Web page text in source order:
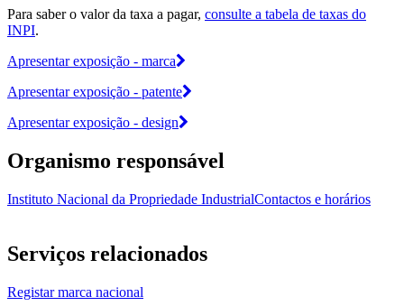
Para saber o valor da taxa a pagar, consulte a tabela de taxas do
INPI.
Apresentar exposição - marca
Apresentar exposição - patente
Apresentar exposição - design
Organismo responsável
Instituto Nacional da Propriedade IndustrialContactos e horários
Serviços relacionados
Registar marca nacional